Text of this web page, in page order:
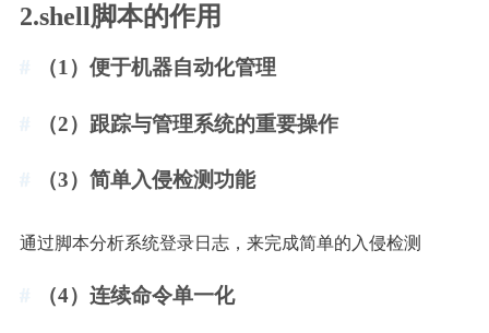
2.shell脚本的作用
（1）便于机器自动化管理
（2）跟踪与管理系统的重要操作
（3）简单入侵检测功能
通过脚本分析系统登录日志，来完成简单的入侵检测
（4）连续命令单一化